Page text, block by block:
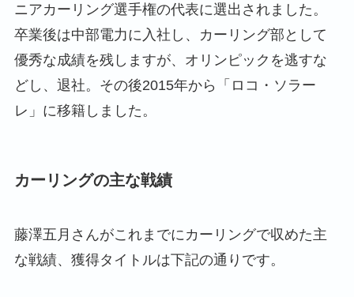
ニアカーリング選手権の代表に選出されました。
卒業後は中部電力に入社し、カーリング部として
優秀な成績を残しますが、オリンピックを逃すな
どし、退社。その後2015年から「ロコ・ソラー
レ」に移籍しました。
カーリングの主な戦績
藤澤五月さんがこれまでにカーリングで収めた主
な戦績、獲得タイトルは下記の通りです。